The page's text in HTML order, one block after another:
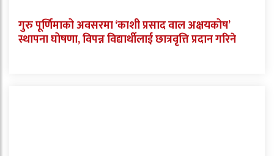
गुरु पूर्णिमाको अवसरमा ‘काशी प्रसाद वाल अक्षयकोष’
स्थापना घोषणा, विपन्न विद्यार्थीलाई छात्रवृत्ति प्रदान गरिने